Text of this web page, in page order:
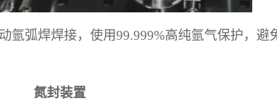
氩弧焊焊接，使用99.999%高纯氩气保护，避
氮封装置